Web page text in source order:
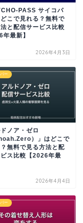
PASS サイコパ
こで見れる？無料で
と配信サービス比較
年最新】
2026年4月3日
ー
ドノア・ゼロ
）」はどこで
無料で見る方法と配
ス比較【2026年最
2026年4月4日
ー